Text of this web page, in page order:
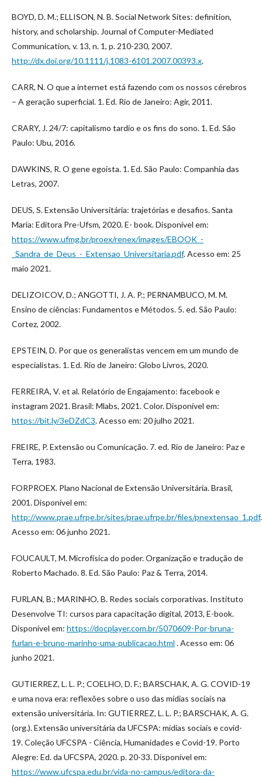
BOYD, D. M.; ELLISON, N. B. Social Network Sites: definition,
history, and scholarship. Journal of Computer-Mediated
Communication, v. 13, n. 1, p. 210-230, 2007.
http://dx.doi.org/10.1111/j.1083-6101.2007.00393.x.
CARR, N. O que a internet está fazendo com os nossos cérebros
– A geração superficial. 1. Ed. Rio de Janeiro: Agir, 2011.
CRARY, J. 24/7: capitalismo tardio e os fins do sono. 1. Ed. São
Paulo: Ubu, 2016.
DAWKINS, R. O gene egoísta. 1. Ed. São Paulo: Companhia das
Letras, 2007.
DEUS, S. Extensão Universitária: trajetórias e desafios. Santa
Maria: Editora Pre-Ufsm, 2020. E- book. Disponível em:
https://www.ufmg.br/proex/renex/images/EBOOK_-
_Sandra_de_Deus_-_Extensao_Universitaria.pdf. Acesso em: 25
maio 2021.
DELIZOICOV, D.; ANGOTTI, J. A. P.; PERNAMBUCO, M. M.
Ensino de ciências: Fundamentos e Métodos. 5. ed. São Paulo:
Cortez, 2002.
EPSTEIN, D. Por que os generalistas vencem em um mundo de
especialistas. 1. Ed. Rio de Janeiro: Globo Livros, 2020.
FERREIRA, V. et al. Relatório de Engajamento: facebook e
instagram 2021. Brasil: Mlabs, 2021. Color. Disponível em:
https://bit.ly/3eDZdC3. Acesso em: 20 julho 2021.
FREIRE, P. Extensão ou Comunicação. 7. ed. Rio de Janeiro: Paz e
Terra, 1983.
FORPROEX. Plano Nacional de Extensão Universitária. Brasil,
2001. Disponível em:
http://www.prae.ufrpe.br/sites/prae.ufrpe.br/files/pnextensao_1.pdf.
Acesso em: 06 junho 2021.
FOUCAULT, M. Microfísica do poder. Organização e tradução de
Roberto Machado. 8. Ed. São Paulo: Paz & Terra, 2014.
FURLAN, B.; MARINHO, B. Redes sociais corporativas. Instituto
Desenvolve TI: cursos para capacitação digital, 2013, E-book.
Disponível em: https://docplayer.com.br/5070609-Por-bruna-
furlan-e-bruno-marinho-uma-publicacao.html . Acesso em: 06
junho 2021.
GUTIERREZ, L. L. P.; COELHO, D. F.; BARSCHAK, A. G. COVID-19
e uma nova era: reflexões sobre o uso das mídias sociais na
extensão universitária. In: GUTIERREZ, L. L. P.; BARSCHAK, A. G.
(org.). Extensão universitária da UFCSPA: mídias sociais e covid-
19. Coleção UFCSPA - Ciência, Humanidades e Covid-19. Porto
Alegre: Ed. da UFCSPA, 2020. p. 20-33. Disponível em:
https://www.ufcspa.edu.br/vida-no-campus/editora-da-